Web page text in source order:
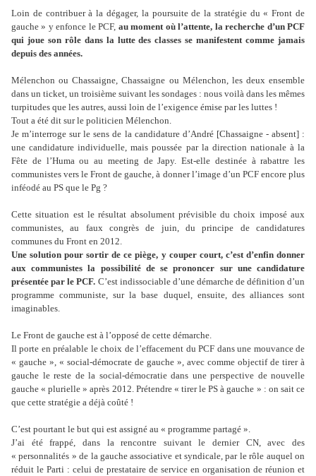
Loin de contribuer à la dégager, la poursuite de la stratégie du « Front de
gauche » y enfonce le PCF, au moment où l’attente, la recherche d’un PCF
qui joue son rôle dans la lutte des classes se manifestent comme jamais
depuis des années.
Mélenchon ou Chassaigne, Chassaigne ou Mélenchon, les deux ensemble
dans un ticket, un troisième suivant les sondages : nous voilà dans les mêmes
turpitudes que les autres, aussi loin de l’exigence émise par les luttes !
Tout a été dit sur le politicien Mélenchon.
Je m’interroge sur le sens de la candidature d’André [Chassaigne - absent] :
une candidature individuelle, mais poussée par la direction nationale à la
Fête de l’Huma ou au meeting de Japy. Est-elle destinée à rabattre les
communistes vers le Front de gauche, à donner l’image d’un PCF encore plus
inféodé au PS que le Pg ?
Cette situation est le résultat absolument prévisible du choix imposé aux
communistes, au faux congrès de juin, du principe de candidatures
communes du Front en 2012.
Une solution pour sortir de ce piège, y couper court, c’est d’enfin donner
aux communistes la possibilité de se prononcer sur une candidature
présentée par le PCF. C’est indissociable d’une démarche de définition d’un
programme communiste, sur la base duquel, ensuite, des alliances sont
imaginables.
Le Front de gauche est à l’opposé de cette démarche.
Il porte en préalable le choix de l’effacement du PCF dans une mouvance de
« gauche », « social-démocrate de gauche », avec comme objectif de tirer à
gauche le reste de la social-démocratie dans une perspective de nouvelle
gauche « plurielle » après 2012. Prétendre « tirer le PS à gauche » : on sait ce
que cette stratégie a déjà coûté !
C’est pourtant le but qui est assigné au « programme partagé ».
J’ai été frappé, dans la rencontre suivant le dernier CN, avec des
« personnalités » de la gauche associative et syndicale, par le rôle auquel on
réduit le Parti : celui de prestataire de service en organisation de réunion et